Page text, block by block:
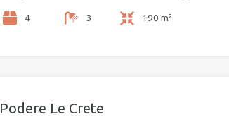
4 3 190 m²
Podere Le Crete